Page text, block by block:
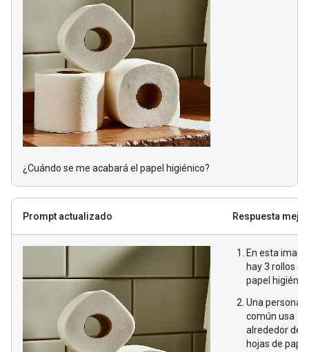
¿Cuándo se me acabará el papel higiénico?
Prompt actualizado Respuesta
En esta
hay 3 rollos de
papel
Una persona
común usa
alrededor de
hojas de papel